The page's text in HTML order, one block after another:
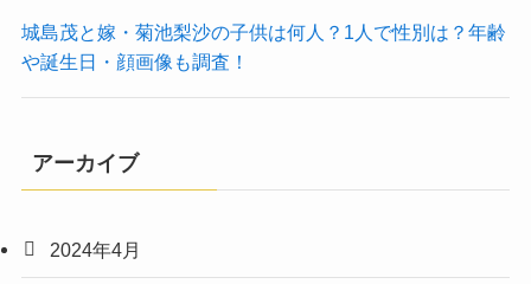
城島茂と嫁・菊池梨沙の子供は何人？1人で性別は？年齢
や誕生日・顔画像も調査！
アーカイブ
2024年4月